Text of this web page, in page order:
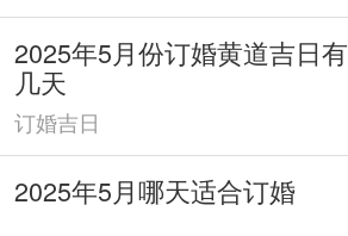
2025年5月份订婚黄道吉日有
几天
订婚吉日
2025年5月哪天适合订婚